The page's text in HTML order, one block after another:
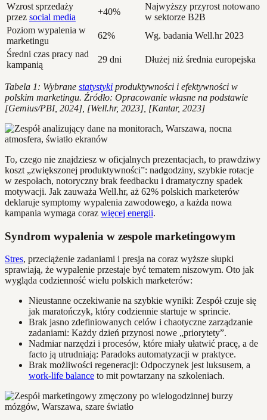
Wzrost sprzedaży
przez social media
+40%
Najwyższy przyrost notowano
w sektorze B2B
Poziom wypalenia w
marketingu
62%
Wg. badania Well.hr 2023
Średni czas pracy nad
kampanią
29 dni Dłużej niż średnia europejska
Tabela 1: Wybrane statystyki produktywności i efektywności w
polskim marketingu. Źródło: Opracowanie własne na podstawie
[Gemius/PBI, 2024], [Well.hr, 2023], [Kantar, 2023]
To, czego nie znajdziesz w oficjalnych prezentacjach, to prawdziwy
koszt „zwiększonej produktywności”: nadgodziny, szybkie rotacje
w zespołach, notoryczny brak feedbacku i dramatyczny spadek
motywacji. Jak zauważa Well.hr, aż 62% polskich marketerów
deklaruje symptomy wypalenia zawodowego, a każda nowa
kampania wymaga coraz więcej energii.
Syndrom wypalenia w zespole marketingowym
Stres, przeciążenie zadaniami i presja na coraz wyższe słupki
sprawiają, że wypalenie przestaje być tematem niszowym. Oto jak
wygląda codzienność wielu polskich marketerów:
Nieustanne oczekiwanie na szybkie wyniki: Zespół czuje się
jak maratończyk, który codziennie startuje w sprincie.
Brak jasno zdefiniowanych celów i chaotyczne zarządzanie
zadaniami: Każdy dzień przynosi nowe „priorytety”.
Nadmiar narzędzi i procesów, które miały ułatwić pracę, a de
facto ją utrudniają: Paradoks automatyzacji w praktyce.
Brak możliwości regeneracji: Odpoczynek jest luksusem, a
work-life balance to mit powtarzany na szkoleniach.